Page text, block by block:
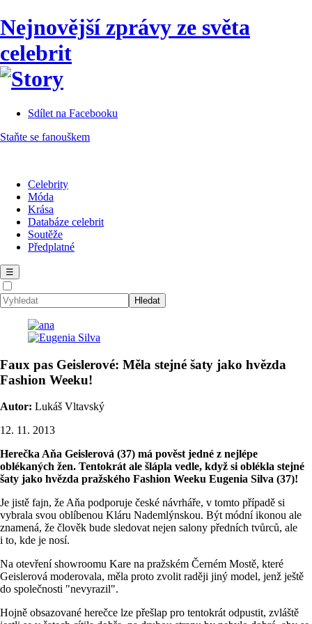
Nejnovější zprávy ze světa
celebrit
Sdílet na Facebooku
Staňte se fanouškem
Celebrity
Móda
Krása
Databáze celebrit
Soutěže
Předplatné
☰
Faux pas Geislerové: Měla stejné šaty jako hvězda
Fashion Weeku!
Autor: Lukáš Vltavský
12. 11. 2013
Herečka Aňa Geislerová (37) má pověst jedné z nejlépe
oblékaných žen. Tentokrát ale šlápla vedle, když si oblékla stejné
šaty jako hvězda pražského Fashion Weeku Eugenia Silva (37)!
Je jistě fajn, že Aňa podporuje české návrháře, v tomto případě si
vybrala svou oblíbenou Kláru Nademlýnskou. Být módní ikonou ale
znamená, že člověk bude sledovat nejen salony předních tvůrců, ale
i to, kde je nosí.
Na otevření showroomu Kare na pražském Černém Mostě, které
Geislerová moderovala, měla proto zvolit raději jiný model, jenž ještě
do společnosti "nevyrazil".
Hojně obsazované herečce lze přešlap pro tentokrát odpustit, zvláště